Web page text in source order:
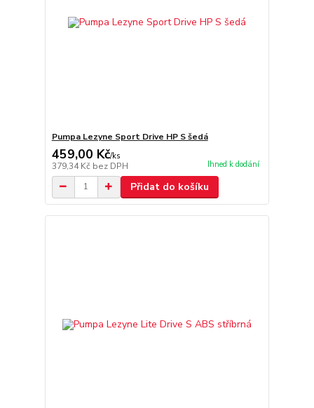
Pumpa Lezyne Sport Drive HP S šedá
459,00 Kč/ks
379,34 Kč bez DPH Ihned k dodání
Přidat do košíku